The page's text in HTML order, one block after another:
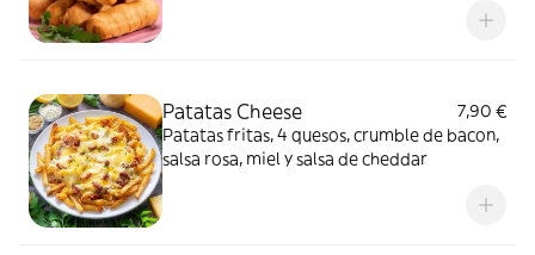
Patatas Cheese
7,90 €
Patatas fritas, 4 quesos, crumble de bacon,
salsa rosa, miel y salsa de cheddar